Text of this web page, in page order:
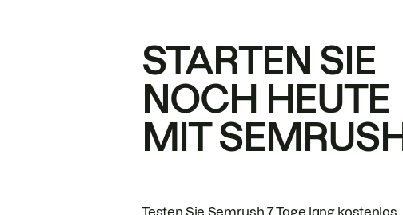
STARTEN SIE
NOCH HEUTE
MIT
Testen Sie Semrush 7 Tage lang kostenlos.